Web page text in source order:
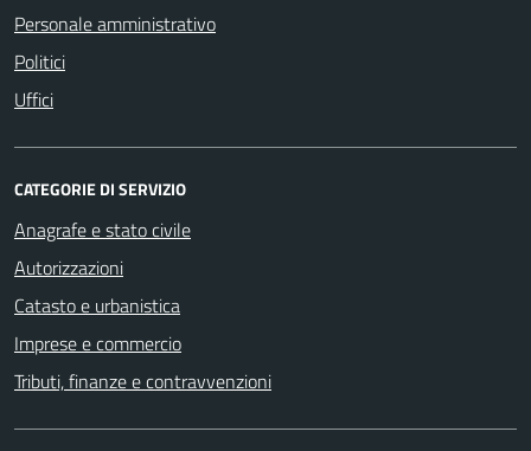
Personale amministrativo
Politici
Uffici
CATEGORIE DI SERVIZIO
Anagrafe e stato civile
Autorizzazioni
Catasto e urbanistica
Imprese e commercio
Tributi, finanze e contravvenzioni